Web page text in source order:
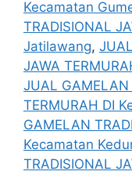
Kecamatan
TRADISIONAL
Jatilawang,
JAWA
JUAL GAMELAN
TERMURAH DI
GAMELAN
Kecamatan
TRADISIONAL